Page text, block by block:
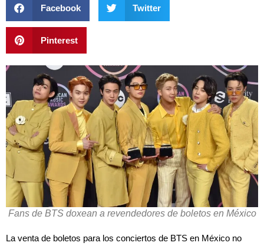
Facebook Twitter
Pinterest
Fans de BTS doxean a revendedores de boletos en México
La venta de boletos para los conciertos de BTS en México no